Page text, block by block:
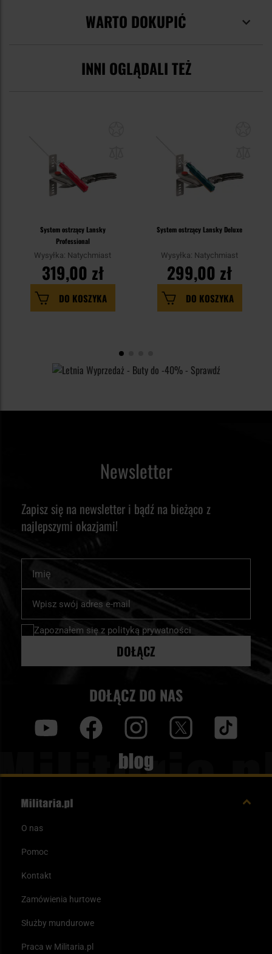
WARTO DOKUPIĆ
INNI OGLĄDALI TEŻ
System ostrzący Lansky
Professional
Wysyłka: Natychmiast
319,00 zł
DO KOSZYKA
System ostrzący Lansky Deluxe
Wysyłka: Natychmiast
299,00 zł
DO KOSZYKA
Newsletter
Zapisz się na newsletter i bądź na bieżąco z
najlepszymi okazjami!
nasz
newsletter:
Zapoznałem się z polityką prywatności
DOŁĄCZ
DOŁĄCZ DO NAS
Blog
O nas
Pomoc
Kontakt
Zamówienia hurtowe
Służby mundurowe
Praca w Militaria.pl